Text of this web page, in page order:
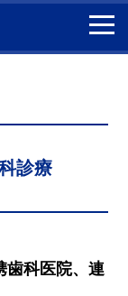
診療
科医院、連